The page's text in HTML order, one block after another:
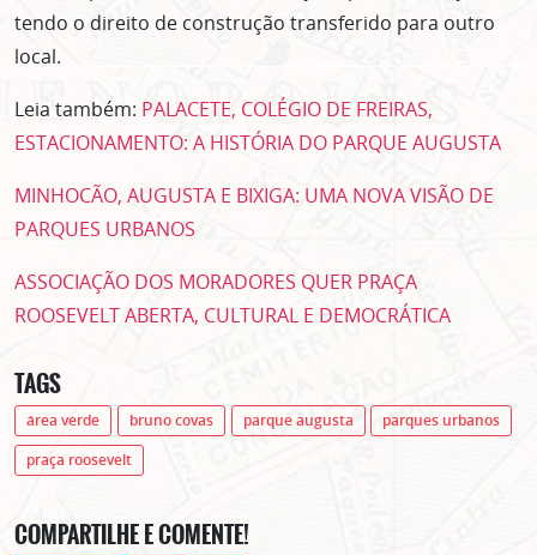
tendo o direito de construção transferido para outro
local.
Leia também: PALACETE, COLÉGIO DE FREIRAS,
ESTACIONAMENTO: A HISTÓRIA DO PARQUE AUGUSTA
MINHOCÃO, AUGUSTA E BIXIGA: UMA NOVA VISÃO DE
PARQUES URBANOS
ASSOCIAÇÃO DOS MORADORES QUER PRAÇA
ROOSEVELT ABERTA, CULTURAL E DEMOCRÁTICA
TAGS
área verde bruno covas parque augusta
parques urbanos
praça roosevelt
COMPARTILHE E COMENTE!